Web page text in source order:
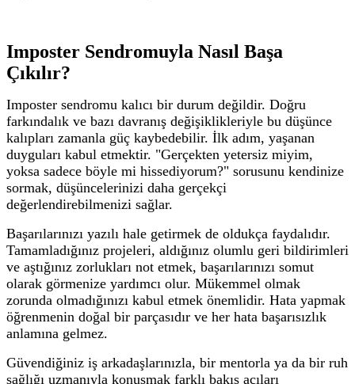
Imposter Sendromuyla Nasıl Başa
Çıkılır?
Imposter sendromu kalıcı bir durum değildir. Doğru
farkındalık ve bazı davranış değişiklikleriyle bu düşünce
kalıpları zamanla güç kaybedebilir. İlk adım, yaşanan
duyguları kabul etmektir. "Gerçekten yetersiz miyim,
yoksa sadece böyle mi hissediyorum?" sorusunu kendinize
sormak, düşüncelerinizi daha gerçekçi
değerlendirebilmenizi sağlar.
Başarılarınızı yazılı hale getirmek de oldukça faydalıdır.
Tamamladığınız projeleri, aldığınız olumlu geri bildirimleri
ve aştığınız zorlukları not etmek, başarılarınızı somut
olarak görmenize yardımcı olur. Mükemmel olmak
zorunda olmadığınızı kabul etmek önemlidir. Hata yapmak
öğrenmenin doğal bir parçasıdır ve her hata başarısızlık
anlamına gelmez.
Güvendiğiniz iş arkadaşlarınızla, bir mentorla ya da bir ruh
sağlığı uzmanıyla konuşmak farklı bakış açıları